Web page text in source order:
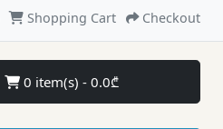
Shopping Cart Checkout
0 item(s) - 0.0₾